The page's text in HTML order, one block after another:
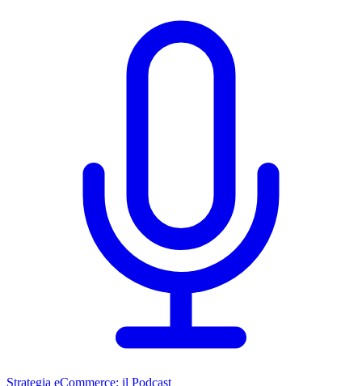
Strategia eCommerce: il Podcast